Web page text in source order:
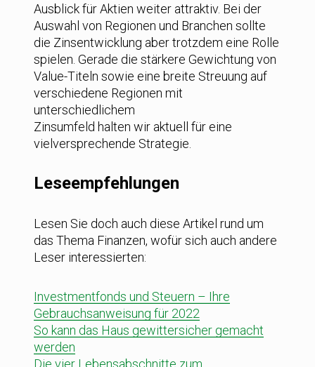
Ausblick für Aktien weiter attraktiv. Bei der
Auswahl von Regionen und Branchen sollte
die Zinsentwicklung aber trotzdem eine Rolle
spielen. Gerade die stärkere Gewichtung von
Value-Titeln sowie eine breite Streuung auf
verschiedene Regionen mit
unterschiedlichem
Zinsumfeld halten wir aktuell für eine
vielversprechende Strategie.
Leseempfehlungen
Lesen Sie doch auch diese Artikel rund um
das Thema Finanzen, wofür sich auch andere
Leser interessierten:
Investmentfonds und Steuern – Ihre
Gebrauchsanweisung für 2022
So kann das Haus gewittersicher gemacht
werden
Die vier Lebensabschnitte zum